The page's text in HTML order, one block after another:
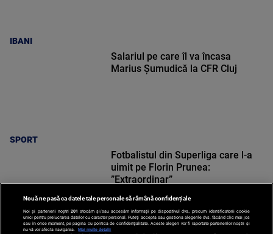
IBANI
SPORT
Salariul pe care îl va încasa
Marius Șumudică la CFR Cluj
Fotbalistul din Superliga care l-a
uimit pe Florin Prunea:
”Extraordinar”
Nouă ne pasă ca datele tale personale să rămână confidențiale
Noi și partenerii noștri 201 stocăm și/sau accesăm informații pe dispozitivul dvs., precum identificatorii cookie
unici pentru prelucrarea datelor cu caracter personal. Puteți accepta sau gestiona alegerile dvs. făcând clic mai jos
sau în orice moment, pe pagina cu politica de confidențialitate. Aceste alegeri vor fi raportate partenerilor noștri și
nu vă vor afecta navigarea.
Mai multe detalii